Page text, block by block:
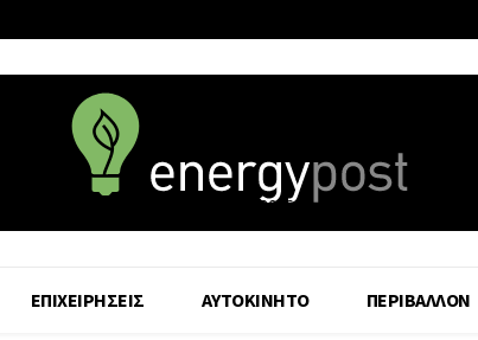
7 August - 2026
ΕΠΙΧΕΙΡΗΣΕΙΣ ΑΥΤΟΚΙΝΗΤΟ ΠΕΡΙΒΑΛΛΟΝ